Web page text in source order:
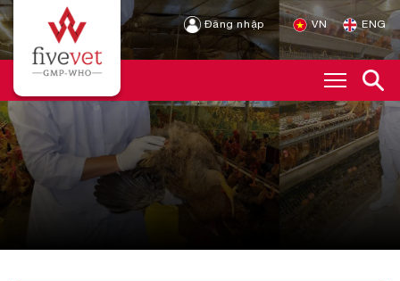
Đăng nhập VN ENG